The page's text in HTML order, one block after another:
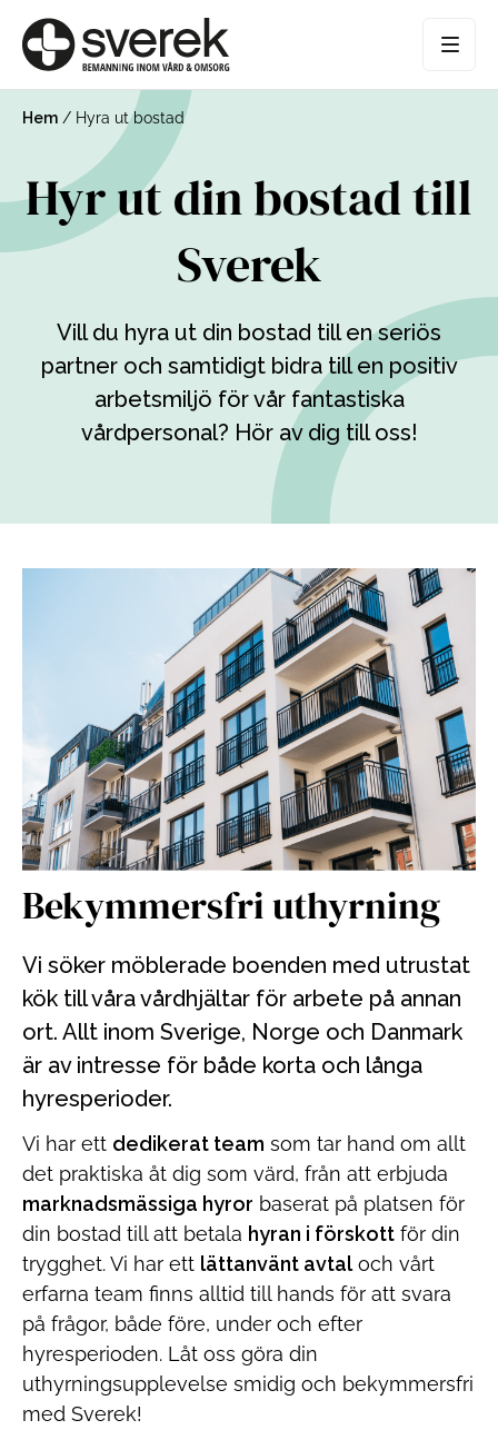
Hem / Hyra ut bostad
Hyr ut din bostad till
Sverek
Vill du hyra ut din bostad till en seriös
partner och samtidigt bidra till en positiv
arbetsmiljö för vår fantastiska
vårdpersonal? Hör av dig till oss!
Bekymmersfri uthyrning
Vi söker möblerade boenden med utrustat
kök till våra vårdhjältar för arbete på annan
ort. Allt inom Sverige, Norge och Danmark
är av intresse för både korta och långa
hyresperioder.
Vi har ett dedikerat team som tar hand om allt
det praktiska åt dig som värd, från att erbjuda
marknadsmässiga hyror baserat på platsen för
din bostad till att betala hyran i förskott för din
trygghet. Vi har ett lättanvänt avtaloch vårt
erfarna team finns alltid till hands för att svara
på frågor, både före, under och efter
hyresperioden. Låt oss göra din
uthyrningsupplevelse smidig och bekymmersfri
med Sverek!